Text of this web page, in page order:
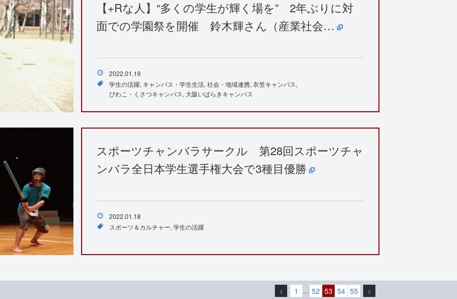
【+Rな人】“多くの学生が輝く場を” 2年ぶりに対
面での学園祭を開催 鈴木輝さん（産業社会…
2022.01.19
学生の活躍 キャンパス・学生生活 社会・地域連携 衣笠キャンパス
びわこ・くさつキャンパス 大阪いばらきキャンパス
スポーツチャンバラサークル 第28回スポーツチャ
ンバラ全日本学生選手権大会で3種目優勝
2022.01.18
スポーツ＆カルチャー 学生の活躍
< 1 … 52 53 54 55 >